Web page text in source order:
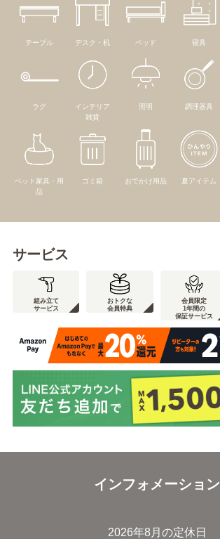
テーブル デスク・机 ベッド 寝具
ラグ
インテリア
雑貨
照明 調理器具
ペット家具・用
品
ゴミ箱 おでかけ用品 夏アイテム
サービス
組み立て
サービス
おトクな
会員特典
会員限定
1年間の
保証サービス
インフォメーション
2026年8月の定休日